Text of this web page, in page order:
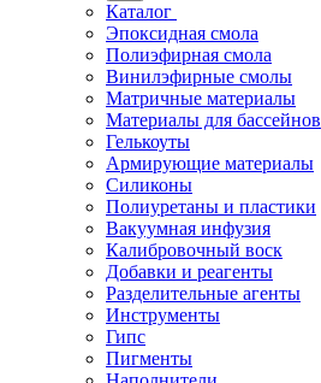
Каталог
Эпоксидная смола
Полиэфирная смола
Винилэфирные смолы
Матричные материалы
Материалы для бассейнов
Гелькоуты
Армирующие материалы
Силиконы
Полиуретаны и пластики
Вакуумная инфузия
Калибровочный воск
Добавки и реагенты
Разделительные агенты
Инструменты
Гипс
Пигменты